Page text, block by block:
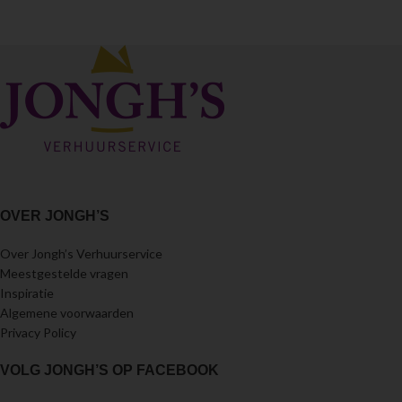
OVER JONGH’S
Over Jongh’s Verhuurservice
Meestgestelde vragen
Inspiratie
Algemene voorwaarden
Privacy Policy
VOLG JONGH’S OP FACEBOOK